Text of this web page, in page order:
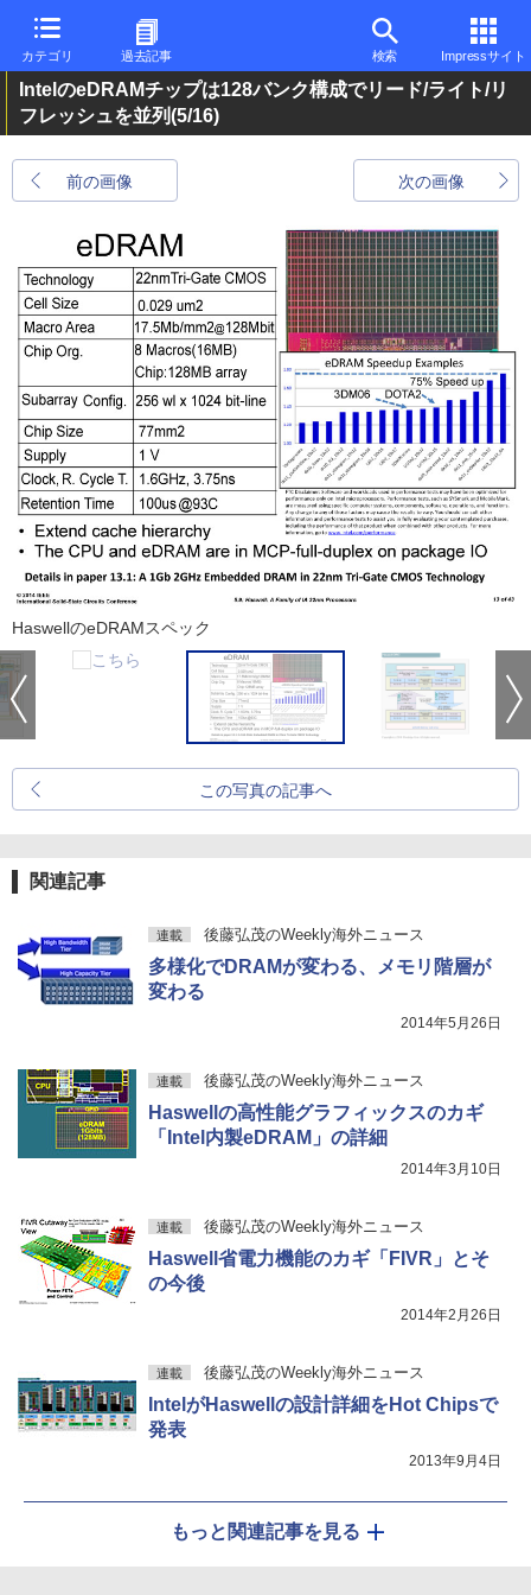
カテゴリ 過去記事 検索 Impressサイト
IntelのeDRAMチップは128バンク構成でリード/ライト/リ
フレッシュを並列(5/16)
前の画像 次の画像
HaswellのeDRAMスペック
この写真の記事へ
関連記事
連載 後藤弘茂のWeekly海外ニュース
多様化でDRAMが変わる、メモリ階層が
変わる
2014年5月26日
連載 後藤弘茂のWeekly海外ニュース
Haswellの高性能グラフィックスのカギ
「Intel内製eDRAM」の詳細
2014年3月10日
連載 後藤弘茂のWeekly海外ニュース
Haswell省電力機能のカギ「FIVR」とそ
の今後
2014年2月26日
連載 後藤弘茂のWeekly海外ニュース
IntelがHaswellの設計詳細をHot Chipsで
発表
2013年9月4日
もっと関連記事を見る